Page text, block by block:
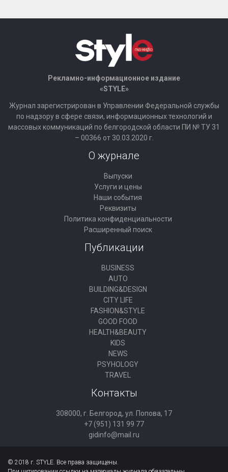
Рекламно-информационное издание
«STYLE»
Журнал зарегистрирован в Управлении Федеральной службы
по надзору в сфере связи, информационных технологий и
массовых коммуникаций по белгородской области ПИ № ТУ 31
– 00366 от 30.03.2020 г.
О журнале
Выпуски
Услуги и цены
Наши события
Реквизиты
Политика конфиденциальности
Расширенный поиск
Публикации
BUSINESS
AUTO
BUILDING&DESIGN
CITY LIFE
FASHION&STYLE
GOOD FOOD
HEALTH&BEAUTY
KIDS
NEWS
PSYHOLOGY
TRAVEL
Контакты
308000, г. Белгород, ул. Попова, 17
+7 (951) 131 99 77
gidinfo@mail.ru
© 2018 г. STYLE. Все права защищены.